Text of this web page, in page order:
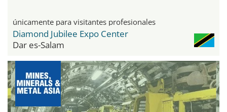
únicamente para visitantes profesionales
Diamond Jubilee Expo Center
Dar es-Salam